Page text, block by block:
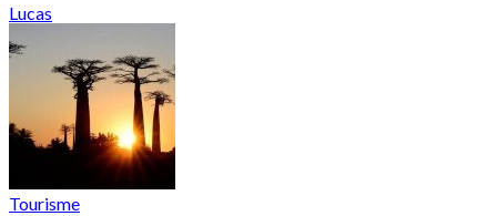
Lucas
Tourisme